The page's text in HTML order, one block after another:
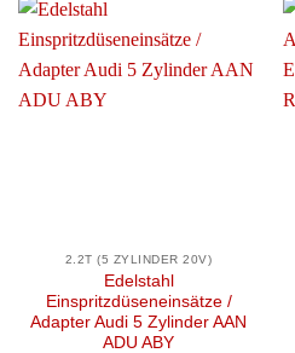
2.2T (5 ZYLINDER 20V)
Edelstahl
Einspritzdüseneinsätze /
Adapter Audi 5 Zylinder AAN
ADU ABY